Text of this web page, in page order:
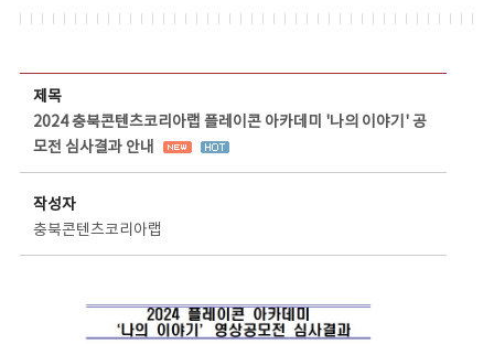
제목
2024 충북콘텐츠코리아랩 플레이콘 아카데미 '나의 이야기' 공
모전 심사결과 안내
작성자
충북콘텐츠코리아랩